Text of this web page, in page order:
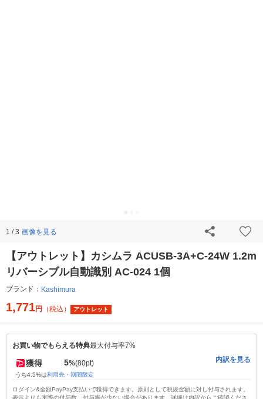
1 / 3 画像を見る
【アウトレット】カシムラ ACUSB-3A+C-24W 1.2m
リバーシブル自動識別 AC-024 1個
ブランド： Kashimura
1,771円 （税込） アウトレット
お買い物でもらえる特典最大付与率7%
獲得 5%(80pt)
うち4.5%は利用先・期間限定
内訳を見る
ログイン&全額PayPay支払いで獲得できます。原則として税抜金額に対し付与されます。